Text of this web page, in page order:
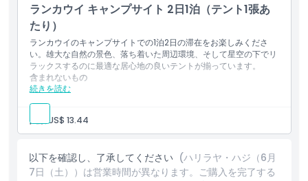
ランカウイ キャンプサイト 2日1泊（テント1張あ
たり）
ランカウイのキャンプサイトでの1泊2日の滞在をお楽しみくださ
い。雄大な自然の景色、落ち着いた周辺環境、そして星空の下でリ
ラックスするのに最適な居心地の良いテントが揃っています。
続きを読む
含まれないもの
交通
食事および飲料
その他の個人的費用
保険
1泊のキャンプ宿泊（各テント2名用）
チェックイン：15:00
チェックアウト：12:00
人数: US$ 13.44
以下を確認し、了承してください (ハリラヤ・ハジ（6月
7日（土））は営業時間が異なります。ご購入を完了する